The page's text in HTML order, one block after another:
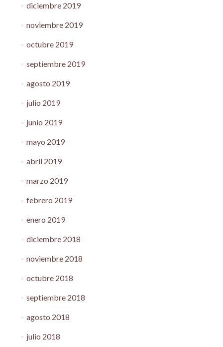
diciembre 2019
noviembre 2019
octubre 2019
septiembre 2019
agosto 2019
julio 2019
junio 2019
mayo 2019
abril 2019
marzo 2019
febrero 2019
enero 2019
diciembre 2018
noviembre 2018
octubre 2018
septiembre 2018
agosto 2018
julio 2018